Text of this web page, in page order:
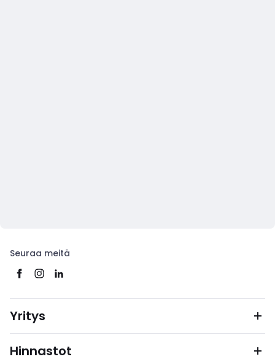
Seuraa meitä
Yritys
Hinnastot